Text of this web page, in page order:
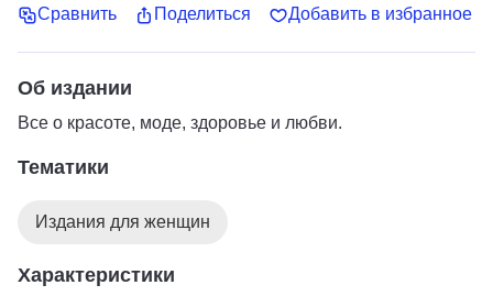
Сравнить Поделиться Добавить в избранное
Об издании
Все о красоте, моде, здоровье и любви.
Тематики
Издания для женщин
Характеристики